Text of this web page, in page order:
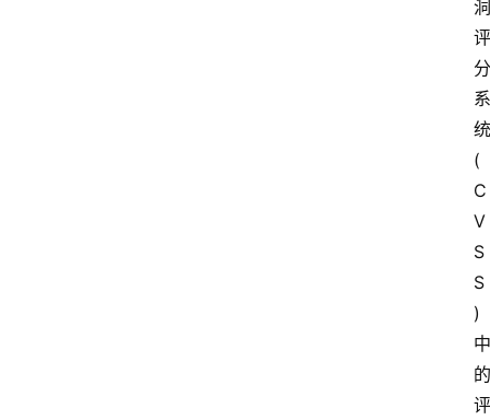
洞
评
分
系
统
(
C
V
S
S
)
中
的
评